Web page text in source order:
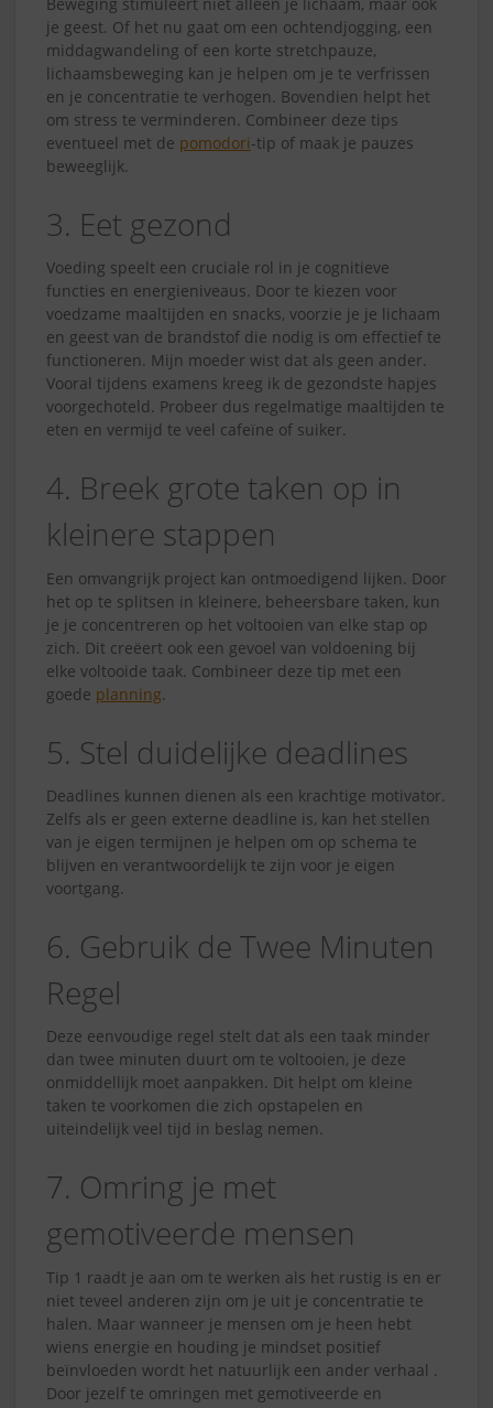
je geest. Of het nu gaat om een ochtendjogging, een
middagwandeling of een korte stretchpauze,
lichaamsbeweging kan je helpen om je te verfrissen
en je concentratie te verhogen. Bovendien helpt het
om stress te verminderen. Combineer deze tips
eventueel met de pomodori-tip of maak je pauzes
beweeglijk.
3. Eet gezond
Voeding speelt een cruciale rol in je cognitieve
functies en energieniveaus. Door te kiezen voor
voedzame maaltijden en snacks, voorzie je je lichaam
en geest van de brandstof die nodig is om effectief te
functioneren. Mijn moeder wist dat als geen ander.
Vooral tijdens examens kreeg ik de gezondste hapjes
voorgechoteld. Probeer dus regelmatige maaltijden te
eten en vermijd te veel cafeïne of suiker.
4. Breek grote taken op in
kleinere stappen
Een omvangrijk project kan ontmoedigend lijken. Door
het op te splitsen in kleinere, beheersbare taken, kun
je je concentreren op het voltooien van elke stap op
zich. Dit creëert ook een gevoel van voldoening bij
elke voltooide taak. Combineer deze tip met een
goede planning.
5. Stel duidelijke deadlines
Deadlines kunnen dienen als een krachtige motivator.
Zelfs als er geen externe deadline is, kan het stellen
van je eigen termijnen je helpen om op schema te
blijven en verantwoordelijk te zijn voor je eigen
voortgang.
6. Gebruik de Twee Minuten
Regel
Deze eenvoudige regel stelt dat als een taak minder
dan twee minuten duurt om te voltooien, je deze
onmiddellijk moet aanpakken. Dit helpt om kleine
taken te voorkomen die zich opstapelen en
uiteindelijk veel tijd in beslag nemen.
7. Omring je met
gemotiveerde mensen
Tip 1 raadt je aan om te werken als het rustig is en er
niet teveel anderen zijn om je uit je concentratie te
halen. Maar wanneer je mensen om je heen hebt
wiens energie en houding je mindset positief
beïnvloeden wordt het natuurlijk een ander verhaal .
Door jezelf te omringen met gemotiveerde en